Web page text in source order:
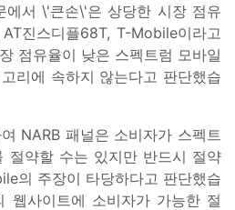
에서 \'큰손\'은 상당한 시장 점유
진스디플68T, T-Mobile이라고
점유율이 낮은 스펙트럼 모바일
리에 속하지 않는다고 판단했습
NARB 패널은 소비자가 스펙트
절약할 수는 있지만 반드시 절약
의 주장이 타당하다고 판단했습
웹사이트에 소비자가 가능한 절